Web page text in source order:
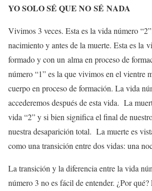
YO SOLO SÉ QUE NO SÉ NADA
Vivimos 3 veces. Esta es la vida número
nacimiento y antes de la muerte. Esta es la
formado y con un alma en proceso de
número “1” es la que vivimos en el vientre
cuerpo en proceso de formación. La vida
accederemos después de esta vida. La
vida “2” y si bien significa el final de
nuestra desaparición total. La muerte es
como una transición entre dos vidas: una
La transición y la diferencia entre la vida
número 3 no es fácil de entender. ¿Por qué?